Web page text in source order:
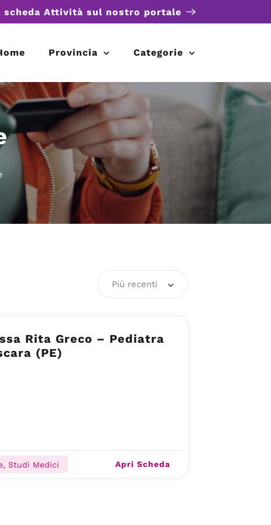
scheda Attività sul nostro portale
Provincia Categorie
Più recenti
Rita Greco – Pediatra
(PE)
Studi Medici Apri Scheda